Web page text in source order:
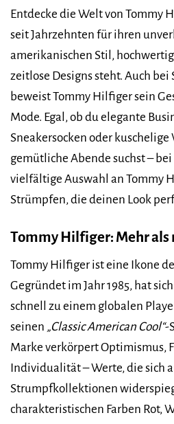
Entdecke die Welt von Tommy
seit Jahrzehnten für ihren
amerikanischen Stil,
zeitlose Designs steht. Auch
beweist Tommy Hilfiger sein
Mode. Egal, ob du elegante
Sneakersocken oder
gemütliche Abende suchst –
vielfältige Auswahl an Tommy
Strümpfen, die deinen Look
Tommy Hilfiger: Mehr als
Tommy Hilfiger ist eine Ikone
Gegründet im Jahr 1985, hat
schnell zu einem globalen
seinen „Classic American Cool“-
Marke verkörpert Optimismus,
Individualität – Werte, die sich
Strumpfkollektionen
charakteristischen Farben Rot,